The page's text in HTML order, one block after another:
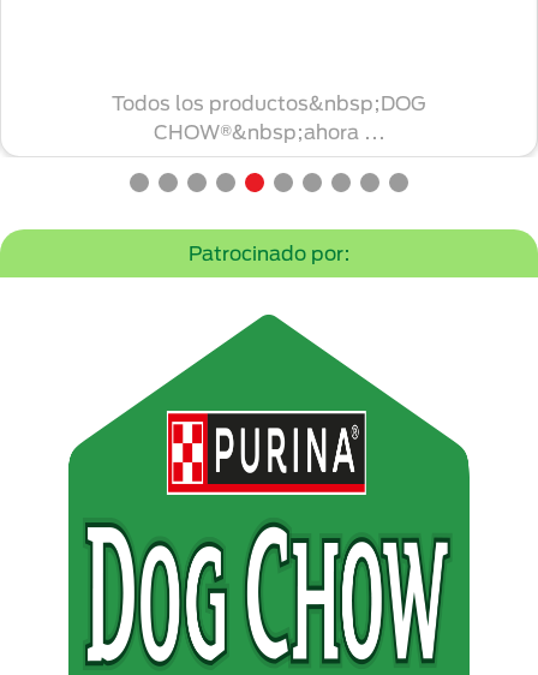
Todos los productos&nbsp;DOG
CHOW®&nbsp;ahora ...
Patrocinado por: